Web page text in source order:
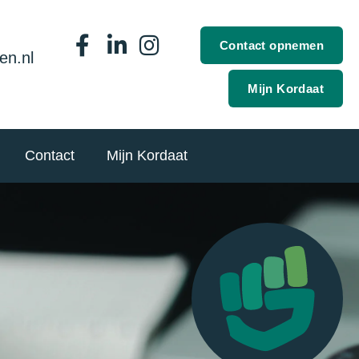
Contact opnemen
Mijn Kordaat
Contact Mijn Kordaat